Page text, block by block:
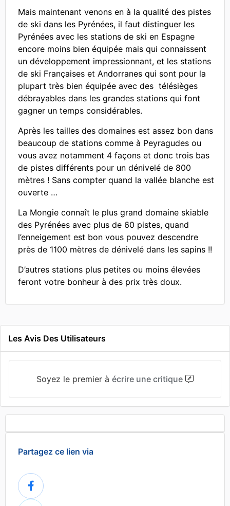
Mais maintenant venons en à la qualité des pistes
de ski dans les Pyrénées, il faut distinguer les
Pyrénées avec les stations de ski en Espagne
encore moins bien équipée mais qui connaissent
un développement impressionnant, et les stations
de ski Françaises et Andorranes qui sont pour la
plupart très bien équipée avec des télésièges
débrayables dans les grandes stations qui font
gagner un temps considérables.
Après les tailles des domaines est assez bon dans
beaucoup de stations comme à Peyragudes ou
vous avez notamment 4 façons et donc trois bas
de pistes différents pour un dénivelé de 800
mètres ! Sans compter quand la vallée blanche est
ouverte …
La Mongie connaît le plus grand domaine skiable
des Pyrénées avec plus de 60 pistes, quand
l’enneigement est bon vous pouvez descendre
près de 1100 mètres de dénivelé dans les sapins !!
D’autres stations plus petites ou moins élevées
feront votre bonheur à des prix très doux.
Les Avis Des Utilisateurs
Soyez le premier à écrire une critique
Partagez ce lien via